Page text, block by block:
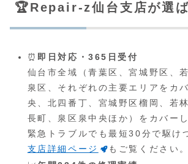
🏆Repair-z仙台支店が選
⏰ 即日対応・365日受付
仙台市全域（青葉区、宮城野区、
泉区、それぞれの主要エリアをカ
央、北四番丁、宮城野区榴岡、若
長町、泉区泉中央ほか）をカバー
緊急トラブルでも最短30分で駆け
支店詳細ページ
もご覧ください。